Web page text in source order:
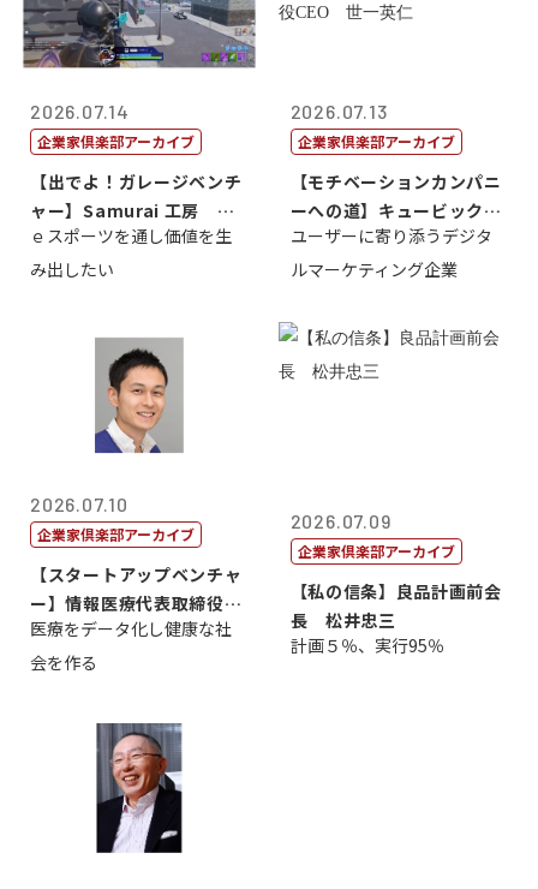
2026.07.14
企業家倶楽部アーカイブ
【出でよ！ガレージベンチ
ャー】Samurai 工房 代
表取締...
ｅスポーツを通し価値を生
み出したい
2026.07.13
企業家倶楽部アーカイブ
【モチベーションカンパニ
ーへの道】キュービック代
表取締役CE...
ユーザーに寄り添うデジタ
ルマーケティング企業
2026.07.10
企業家倶楽部アーカイブ
【スタートアップベンチャ
ー】情報医療代表取締役
原 聖吾
医療をデータ化し健康な社
会を作る
2026.07.09
企業家倶楽部アーカイブ
【私の信条】良品計画前会
長 松井忠三
計画５％、実行95％